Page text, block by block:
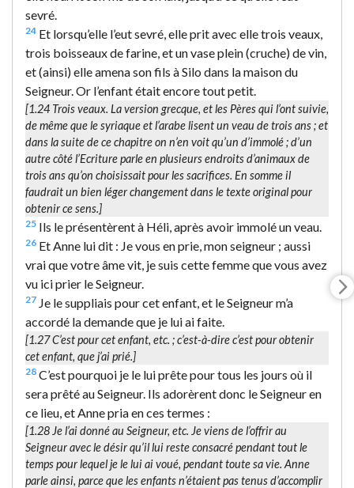
sevré.
24 Et lorsqu’elle l’eut sevré, elle prit avec elle trois veaux,
trois boisseaux de farine, et un vase plein (cruche) de vin,
et (ainsi) elle amena son fils à Silo dans la maison du
Seigneur. Or l’enfant était encore tout petit.
[1.24 Trois veaux. La version grecque, et les Pères qui l’ont suivie,
de même que le syriaque et l’arabe lisentun veau de trois ans; et
dans la suite de ce chapitre on n’en voit qu’un d’immolé ; d’un
autre côté l’Ecriture parle en plusieurs endroits d’animaux de
trois ans qu’on choisissait pour les sacrifices. En somme il
faudrait un bien léger changement dans le texte original pour
obtenir ce sens.]
25 Ils le présentèrent à Héli, après avoir immolé un veau.
26 Et Anne lui dit : Je vous en prie, mon seigneur ; aussi
vrai que votre âme vit, je suis cette femme que vous avez
vu ici prier le Seigneur.
27 Je le suppliais pour cet enfant, et le Seigneur m’a
accordé la demande que je lui ai faite.
[1.27C’est pour cet enfant, etc. ; c’est-à-dire c’est pour obtenir
cet enfant, que j’ai prié.]
28 C’est pourquoi je le lui prête pour tous les jours où il
sera prêté au Seigneur. Ils adorèrent donc le Seigneur en
ce lieu, et Anne pria en ces termes :
[1.28 Je l’ai donné au Seigneur, etc. Je viens de l’offrir au
Seigneur avec le désir qu’il lui reste consacré pendant tout le
temps pour lequel je le lui ai voué, pendant toute sa vie. Anne
parle ainsi, parce que les enfants n’étaient pas tenus d’accomplir